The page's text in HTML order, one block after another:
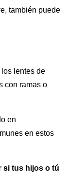
también puede
lentes de
con ramas o
en
en estos
si tus hijos o tú